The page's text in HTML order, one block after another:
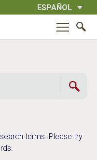
ESPAÑOL
terms. Please try